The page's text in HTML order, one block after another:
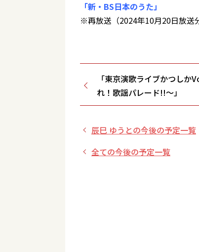
「新・BS日本のうた」
※再放送（2024年10月20日放送
「東京演歌ライブかつしか
れ！歌謡パレード!!～」
辰巳 ゆうとの今後の予定一覧
全ての今後の予定一覧